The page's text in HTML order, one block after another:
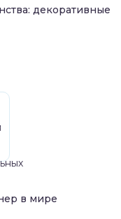
декоративные
в мире